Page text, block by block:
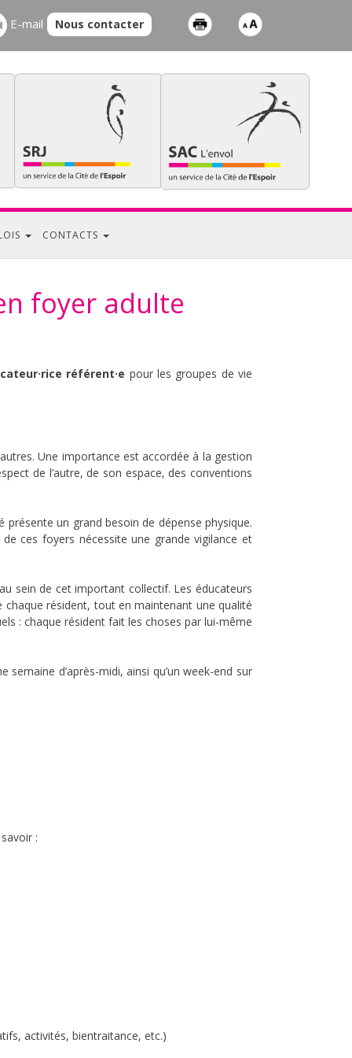
E-mail Nous contacter
CONTACTS
foyer adulte
référent·e pour les groupes de vie
Une importance est accordée à la gestion
de l’autre, de son espace, des conventions
présente un grand besoin de dépense physique.
ces foyers nécessite une grande vigilance et
sein de cet important collectif. Les éducateurs
résident, tout en maintenant une qualité
: chaque résident fait les choses par lui-même
d’après-midi, ainsi qu’un week-end sur
:
activités, bientraitance, etc.)